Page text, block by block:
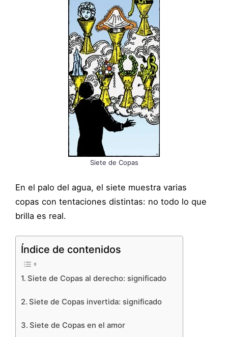
Siete de Copas
En el palo del agua, el siete muestra varias
copas con tentaciones distintas: no todo lo que
brilla es real.
Índice de contenidos
Siete de Copas al derecho: significado
Siete de Copas invertida: significado
Siete de Copas en el amor